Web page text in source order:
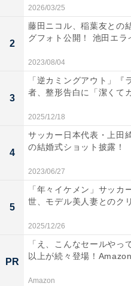
2026/03/25
2
藤田ニコル、稲葉友との
グフォト公開！ 池田エラ
2023/08/04
3
「逆カミングアウト」『
者、整形告白に「潔くて
2025/12/18
4
サッカー日本代表・上田
の結婚式ショット披露！
2023/06/27
5
「年々イケメン」サッカ
世、モデル美人妻とのク
2025/12/26
PR
「え、こんなセールやっ
以上が続々登場！
Amazon